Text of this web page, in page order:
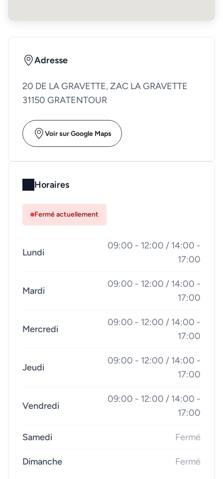
Adresse
20 DE LA GRAVETTE, ZAC LA GRAVETTE
31150 GRATENTOUR
Voir sur Google Maps
Horaires
Fermé actuellement
Lundi
09:00 - 12:00 / 14:00 -
17:00
Mardi
09:00 - 12:00 / 14:00 -
17:00
Mercredi
09:00 - 12:00 / 14:00 -
17:00
Jeudi
09:00 - 12:00 / 14:00 -
17:00
Vendredi
09:00 - 12:00 / 14:00 -
17:00
Samedi Fermé
Dimanche Fermé